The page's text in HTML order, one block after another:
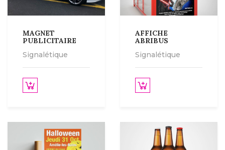
MAGNET
PUBLICITAIRE
Signalétique
la suite
AFFICHE
ABRIBUS
Signalétique
Lire la suite